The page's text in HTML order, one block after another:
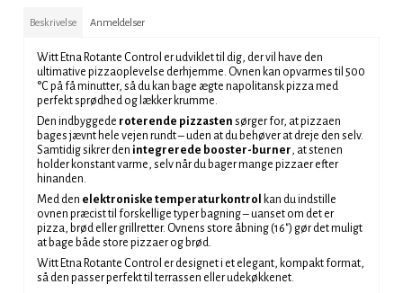
Beskrivelse Anmeldelser
Witt Etna Rotante Control er udviklet til dig, der vil have den
ultimative pizzaoplevelse derhjemme. Ovnen kan opvarmes til 500
°C på få minutter, så du kan bage ægte napolitansk pizza med
perfekt sprødhed og lækker krumme.
Den indbyggede roterende pizzasten sørger for, at pizzaen
bages jævnt hele vejen rundt – uden at du behøver at dreje den selv.
Samtidig sikrer den integrerede booster-burner , at stenen
holder konstant varme, selv når du bager mange pizzaer efter
hinanden.
Med den elektroniske temperaturkontrol
kan du indstille
ovnen præcist til forskellige typer bagning – uanset om det er
pizza, brød eller grillretter. Ovnens store åbning (16") gør det muligt
at bage både store pizzaer og brød.
Witt Etna Rotante Control er designet i et elegant, kompakt format,
så den passer perfekt til terrassen eller udekøkkenet.